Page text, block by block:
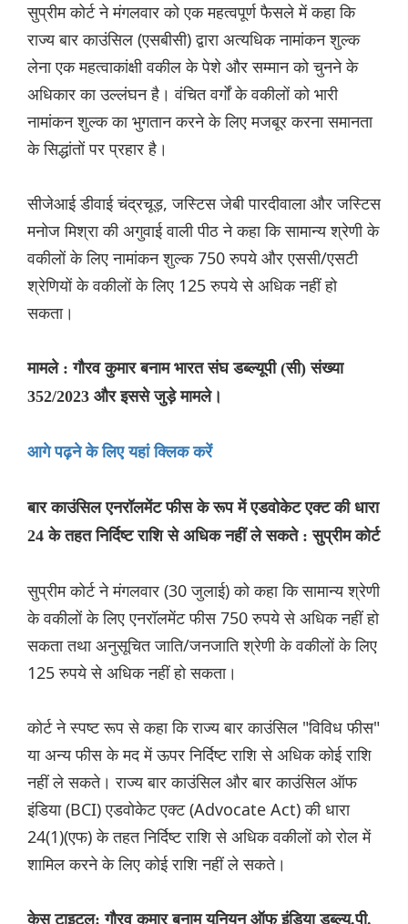
सुप्रीम कोर्ट ने मंगलवार को एक महत्वपूर्ण फैसले में कहा कि
राज्य बार काउंसिल (एसबीसी) द्वारा अत्यधिक नामांकन शुल्क
लेना एक महत्वाकांक्षी वकील के पेशे और सम्मान को चुनने के
अधिकार का उल्लंघन है। वंचित वर्गों के वकीलों को भारी
नामांकन शुल्क का भुगतान करने के लिए मजबूर करना समानता
के सिद्धांतों पर प्रहार है।
सीजेआई डीवाई चंद्रचूड़, जस्टिस जेबी पारदीवाला और जस्टिस
मनोज मिश्रा की अगुवाई वाली पीठ ने कहा कि सामान्य श्रेणी के
वकीलों के लिए नामांकन शुल्क 750 रुपये और एससी/एसटी
श्रेणियों के वकीलों के लिए 125 रुपये से अधिक नहीं हो
सकता।
मामले : गौरव कुमार बनाम भारत संघ डब्ल्यूपी (सी) संख्या
352/2023 और इससे जुड़े मामले।
आगे पढ़ने के लिए यहां क्लिक करें
बार काउंसिल एनरॉलमेंट फीस के रूप में एडवोकेट एक्ट की धारा
24 के तहत निर्दिष्ट राशि से अधिक नहीं ले सकते : सुप्रीम कोर्ट
सुप्रीम कोर्ट ने मंगलवार (30 जुलाई) को कहा कि सामान्य श्रेणी
के वकीलों के लिए एनरॉलमेंट फीस 750 रुपये से अधिक नहीं हो
सकता तथा अनुसूचित जाति/जनजाति श्रेणी के वकीलों के लिए
125 रुपये से अधिक नहीं हो सकता।
कोर्ट ने स्पष्ट रूप से कहा कि राज्य बार काउंसिल "विविध फीस"
या अन्य फीस के मद में ऊपर निर्दिष्ट राशि से अधिक कोई राशि
नहीं ले सकते। राज्य बार काउंसिल और बार काउंसिल ऑफ
इंडिया (BCI) एडवोकेट एक्ट (Advocate Act) की धारा
24(1)(एफ) के तहत निर्दिष्ट राशि से अधिक वकीलों को रोल में
शामिल करने के लिए कोई राशि नहीं ले सकते।
केस टाइटल: गौरव कुमार बनाम यूनियन ऑफ इंडिया डब्ल्यू.पी.